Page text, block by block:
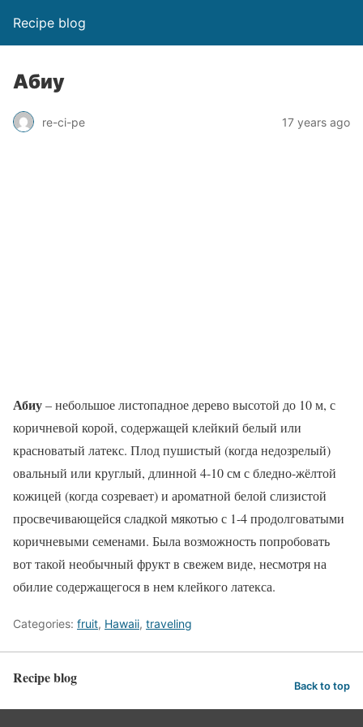
Recipe blog
Абиу
re-ci-pe 17 years ago
Абиу– небольшое листопадное дерево высотой до 10 м, с
коричневой корой, содержащей клейкий белый или
красноватый латекс. Плод пушистый (когда недозрелый)
овальный или круглый, длинной 4-10 см с бледно-жёлтой
кожицей (когда созревает) и ароматной белой слизистой
просвечивающейся сладкой мякотью с 1-4 продолговатыми
коричневыми семенами. Была возможность попробовать
вот такой необычный фрукт в свежем виде, несмотря на
обилие содержащегося в нем клейкого латекса.
Categories: fruit, Hawaii, traveling
Recipe blog Back to top